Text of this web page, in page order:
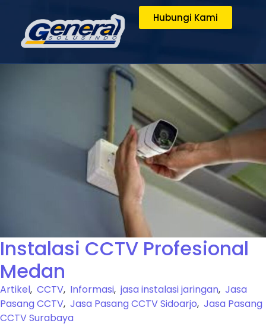
Hubungi Kami
Instalasi CCTV Profesional
Medan
Artikel, CCTV, Informasi, jasa instalasi jaringan, Jasa
Pasang CCTV, Jasa Pasang CCTV Sidoarjo, Jasa Pasang
CCTV Surabaya